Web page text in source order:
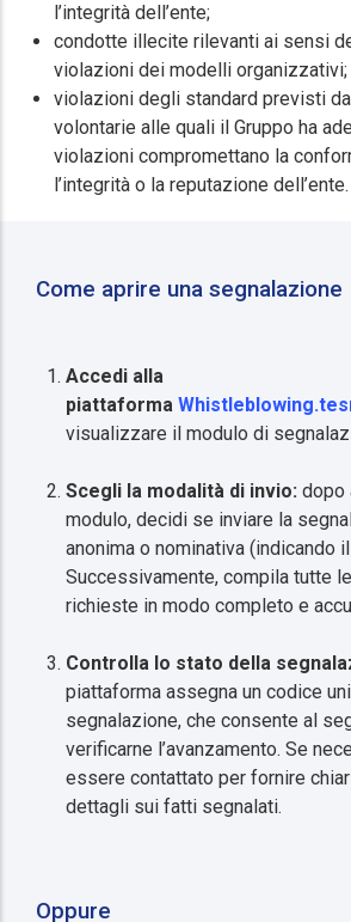
l’integrità dell’ente;
condotte illecite rilevanti ai sensi
violazioni dei modelli organizzativi;
violazioni degli standard previsti
volontarie alle quali il Gruppo ha
violazioni compromettano la
l’integrità o la reputazione dell’ente.
Come aprire una segnalazione
Accedi alla
piattaforma
visualizzare il modulo di
Scegli la modalità di invio: dopo
modulo, decidi se inviare la
anonima o nominativa (indicando
Successivamente, compila tutte
richieste in modo completo e
Controlla lo stato della
piattaforma assegna un codice
segnalazione, che consente al
verificarne l’avanzamento. Se
essere contattato per fornire
dettagli sui fatti segnalati.
Oppure